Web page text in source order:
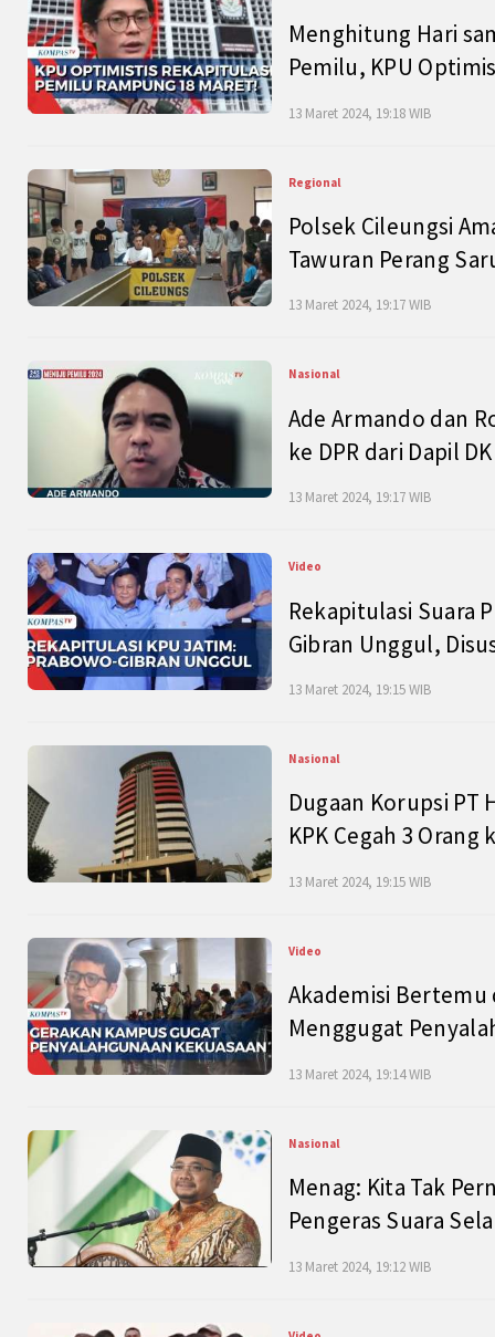
Menghitung Hari
Pemilu, KPU
13 Maret 2024, 19:18 WIB
Regional
Polsek Cileungsi
Tawuran Perang
13 Maret 2024, 19:17 WIB
Nasional
Ade Armando dan
ke DPR dari Dapil
13 Maret 2024, 19:17 WIB
Video
Rekapitulasi Suara
Gibran Unggul,
13 Maret 2024, 19:15 WIB
Nasional
Dugaan Korupsi PT
KPK Cegah 3 Orang
13 Maret 2024, 19:15 WIB
Video
Akademisi Bertemu
Menggugat
13 Maret 2024, 19:14 WIB
Nasional
Menag: Kita Tak
Pengeras Suara
13 Maret 2024, 19:12 WIB